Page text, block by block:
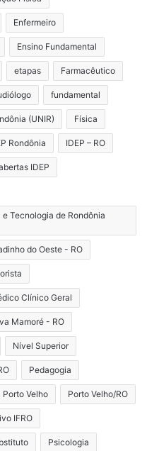
Enfermeiro
Ensino Fundamental
etapas Farmacêutico
fundamental
(UNIR) Física
Rondônia IDEP – RO
IDEP
Tecnologia de Rondônia
do Oeste - RO
Clínico Geral
Mamoré - RO
Nível Superior
Pedagogia
Porto Velho Porto Velho/RO
IFRO
Psicologia